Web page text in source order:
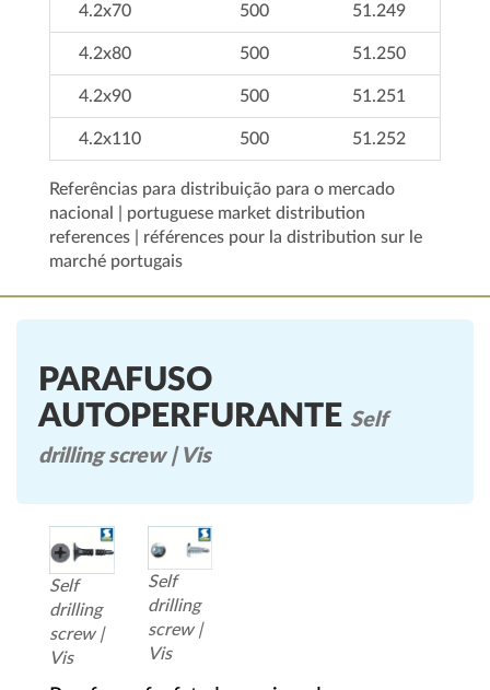
4.2x70 500 51.249
4.2x80 500 51.250
4.2x90 500 51.251
4.2x110 500 51.252
Referências para distribuição para o mercado
nacional | portuguese market distribution
references | références pour la distribution sur le
marché portugais
PARAFUSO
AUTOPERFURANTE Self
drilling screw | Vis
Self
drilling
screw |
Vis
Self
drilling
screw |
Vis